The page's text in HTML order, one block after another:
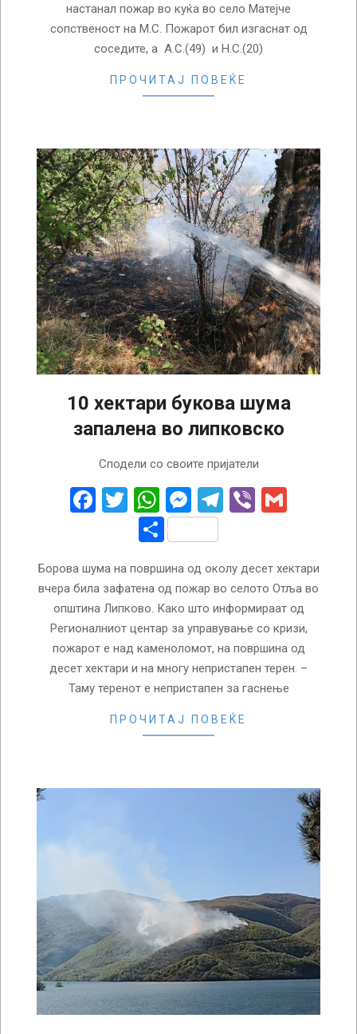
настанал пожар во куќа во село Матејче
сопственост на М.С. Пожарот бил изгаснат од
соседите, а А.С.(49) и Н.С.(20)
ПРОЧИТАЈ ПОВЕЌЕ
10 хектари букова шума
запалена во липковско
Сподели со своите пријатели
Facebook
Twitter
WhatsApp
Messenger
Telegram
Viber
Share
Борова шума на површина од околу десет хектари
вчера била зафатена од пожар во селото Отља во
општина Липково. Како што информираат од
Регионалниот центар за управување со кризи,
пожарот е над каменоломот, на површина од
десет хектари и на многу непристапен терен. –
Таму теренот е непристапен за гаснење
ПРОЧИТАЈ ПОВЕЌЕ